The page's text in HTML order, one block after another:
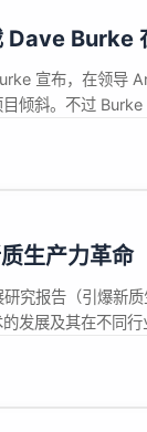
Burke
宣布，在领导
目倾斜。不过
角色。 “所以......
生产力革命
研究报告（引爆新
发展及其在不同
与局限性 报告讨